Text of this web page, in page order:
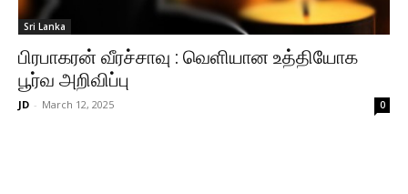
Sri Lanka
பிரபாகரன் வீரச்சாவு : வெளியான உத்தியோக
பூர்வ அறிவிப்பு
JD - March 12, 2025 0